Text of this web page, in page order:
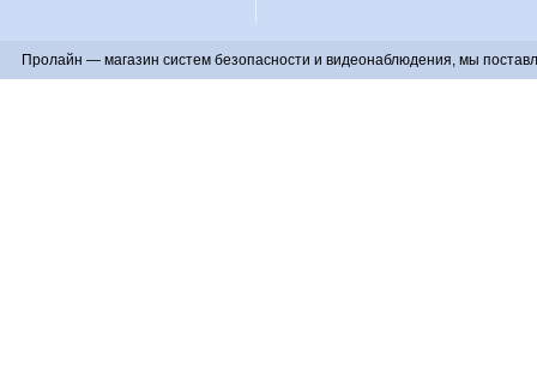
Пролайн — магазин систем безопасности и видеонаблюдения, мы